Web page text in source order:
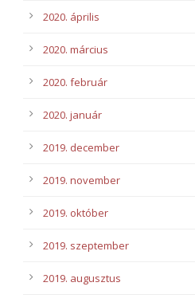
2020. április
2020. március
2020. február
2020. január
2019. december
2019. november
2019. október
2019. szeptember
2019. augusztus